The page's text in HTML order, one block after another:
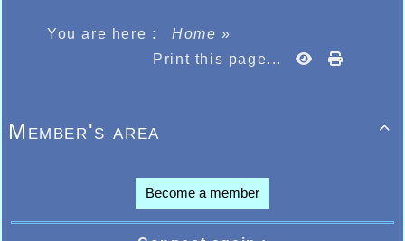
Chez les benjamins l’équipe Halluinoise
terminait 10ème avec Tristan Gamot 13ème,
lui aussi sur le podium à la 3ème place suite à
une très belle course, derrière Martial Petite
belle 5ème place.
Le lendemain à Auby, grosse impression de
l’équipe des juniors garçons qui devait
remporter le titre ainsi que le titre individuel
You are here : Home»
Print this page...

Member's area
Become a member